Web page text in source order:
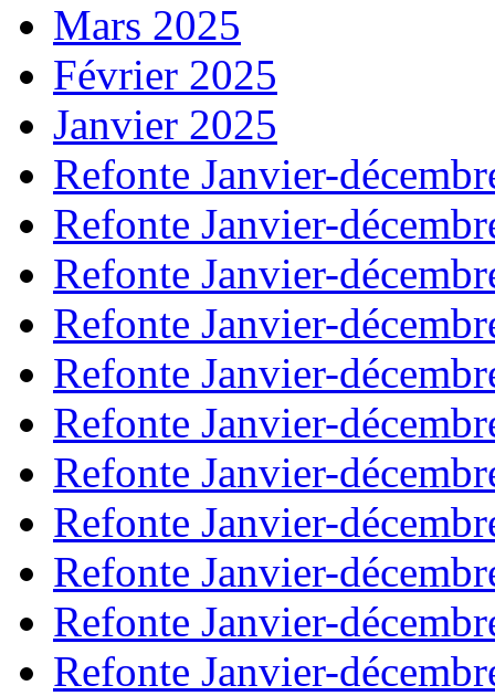
Mars 2025
Février 2025
Janvier 2025
Refonte Janvier-
Refonte Janvier-
Refonte Janvier-
Refonte Janvier-
Refonte Janvier-
Refonte Janvier-
Refonte Janvier-
Refonte Janvier-
Refonte Janvier-
Refonte Janvier-
Refonte Janvier-